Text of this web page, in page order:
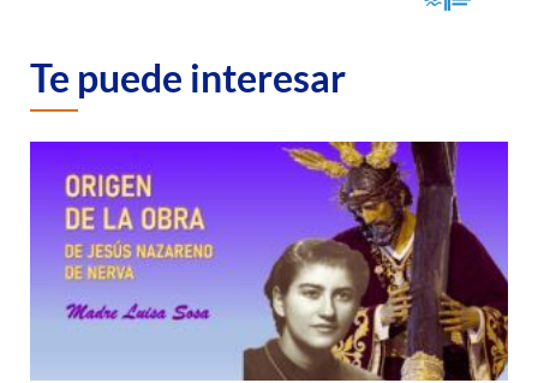
Te puede interesar